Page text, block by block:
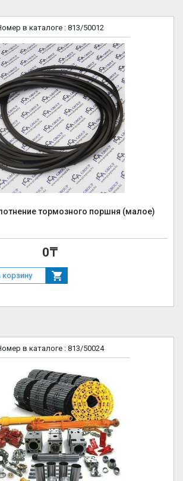
в каталоге : 813/50012
тормозного поршня (малое)
0₸
в каталоге : 813/50024